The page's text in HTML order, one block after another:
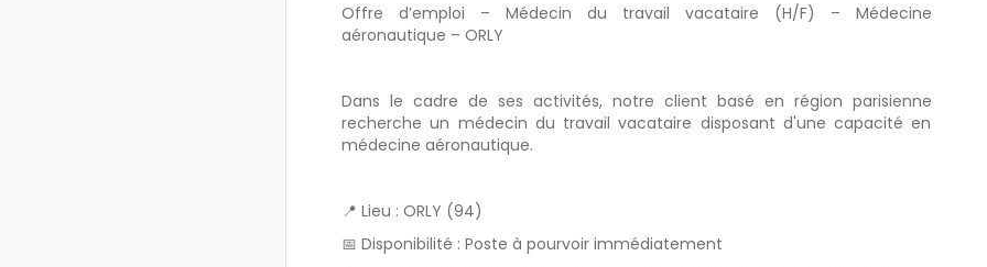
Offre d’emploi – Médecin du travail vacataire (H/F) – Médecine
aéronautique – ORLY
Dans le cadre de ses activités, notre client basé en région parisienne
recherche un médecin du travail vacataire disposant d'une capacité en
médecine aéronautique.
📍 Lieu : ORLY (94)
📅 Disponibilité : Poste à pourvoir immédiatement